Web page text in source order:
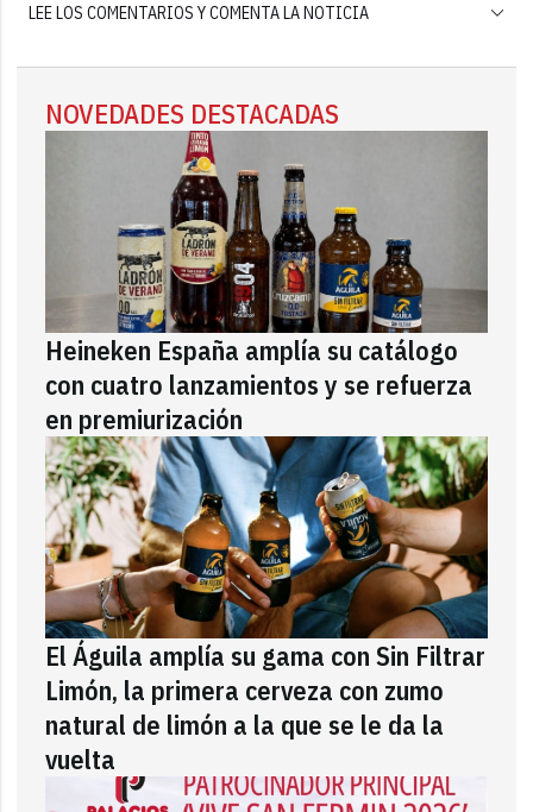
LEE LOS COMENTARIOS Y COMENTA LA NOTICIA
NOVEDADES DESTACADAS
Heineken España amplía su catálogo
con cuatro lanzamientos y se refuerza
en premiurización
El Águila amplía su gama con Sin Filtrar
Limón, la primera cerveza con zumo
natural de limón a la que se le da la
vuelta